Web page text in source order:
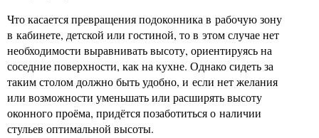
Что касается превращения подоконника в рабочую зону
в кабинете, детской или гостиной, то в этом случае нет
необходимости выравнивать высоту, ориентируясь на
соседние поверхности, как на кухне. Однако сидеть за
таким столом должно быть удобно, и если нет желания
или возможности уменьшать или расширять высоту
оконного проёма, придётся позаботиться о наличии
стульев оптимальной высоты.